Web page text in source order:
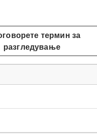
разгледување